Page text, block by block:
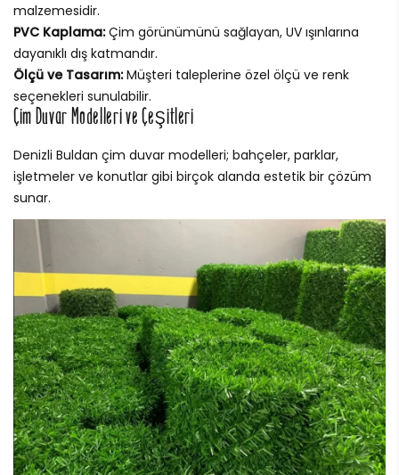
malzemesidir.
PVC Kaplama:Çim görünümünü sağlayan, UV ışınlarına
dayanıklı dış katmandır.
Ölçü ve Tasarım:Müşteri taleplerine özel ölçü ve renk
seçenekleri sunulabilir.
Çim Duvar Modelleri ve Çeşitleri
Denizli Buldan çim duvar modelleri; bahçeler, parklar,
işletmeler ve konutlar gibi birçok alanda estetik bir çözüm
sunar.